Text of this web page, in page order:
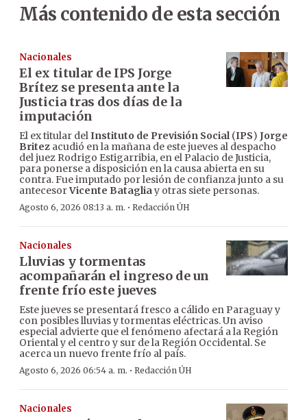
Más contenido de esta sección
Nacionales
El ex titular de IPS Jorge
Brítez se presenta ante la
Justicia tras dos días de la
imputación
El ex titular delInstituto de Previsión Social(IPS) Jorge
Britez acudió en la mañana de este jueves al despacho
del juez Rodrigo Estigarribia, en el Palacio de Justicia,
para ponerse a disposición en la causa abierta en su
contra. Fue imputado por lesión de confianza junto a su
antecesorVicente Batagliay otras siete personas.
Agosto 6, 2026 08:13 a. m. · Redacción ÚH
Nacionales
Lluvias y tormentas
acompañarán el ingreso de un
frente frío este jueves
Este jueves se presentará fresco a cálido en Paraguay y
con posibles lluvias y tormentas eléctricas. Un aviso
especial advierte que el fenómeno afectará a la Región
Oriental y el centro y sur de la Región Occidental. Se
acerca un nuevo frente frío al país.
Agosto 6, 2026 06:54 a. m. · Redacción ÚH
Nacionales